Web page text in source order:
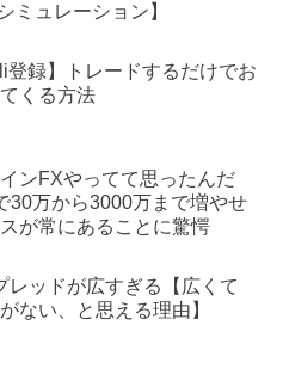
ミュレーション】
登録】トレードするだけでお
くる方法
ンFXやってて思ったんだ
30万から3000万まで増やせ
が常にあることに驚愕
レッドが広すぎる【広くて
ない、と思える理由】